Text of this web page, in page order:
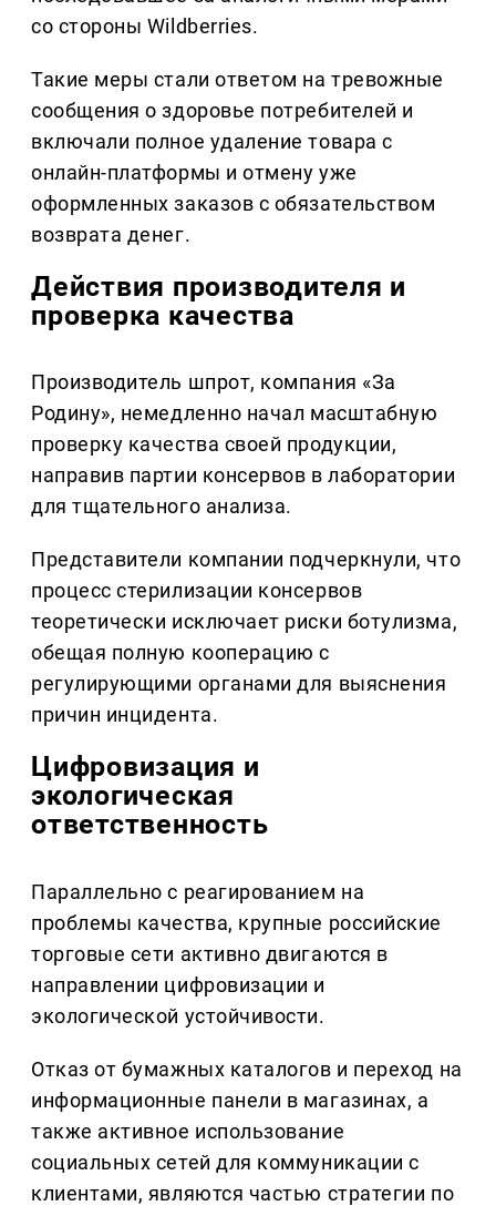
со стороны Wildberries.
Такие меры стали ответом на тревожные
сообщения о здоровье потребителей и
включали полное удаление товара с
онлайн-платформы и отмену уже
оформленных заказов с обязательством
возврата денег.
Действия производителя и
проверка качества
Производитель шпрот, компания «За
Родину», немедленно начал масштабную
проверку качества своей продукции,
направив партии консервов в лаборатории
для тщательного анализа.
Представители компании подчеркнули, что
процесс стерилизации консервов
теоретически исключает риски ботулизма,
обещая полную кооперацию с
регулирующими органами для выяснения
причин инцидента.
Цифровизация и
экологическая
ответственность
Параллельно с реагированием на
проблемы качества, крупные российские
торговые сети активно двигаются в
направлении цифровизации и
экологической устойчивости.
Отказ от бумажных каталогов и переход на
информационные панели в магазинах, а
также активное использование
социальных сетей для коммуникации с
клиентами, являются частью стратегии по